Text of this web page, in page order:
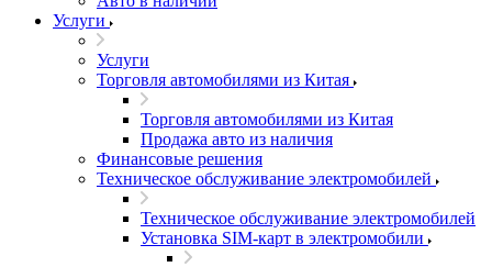
Услуги
Услуги
Торговля автомобилями из Китая
Торговля автомобилями из Китая
Продажа авто из наличия
Финансовые решения
Техническое обслуживание электромобилей
Техническое обслуживание электромобилей
Установка SIM-карт в электромобили